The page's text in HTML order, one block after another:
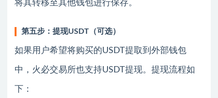
将其转移至其他钱包进行保存。
第五步：提现USDT（可选）
如果用户希望将购买的USDT提取到外部钱包
中，火必交易所也支持USDT提现。提现流程如
下：